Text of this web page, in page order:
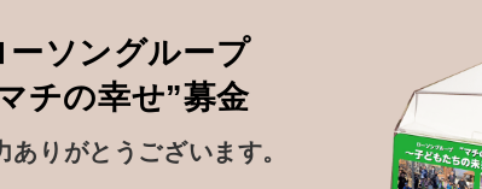
ーソングループ
チの幸せ”募金
ありがとうございます。